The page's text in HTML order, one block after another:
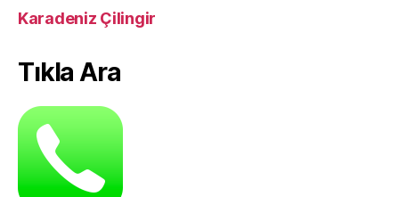
Karadeniz Çilingir
Tıkla Ara